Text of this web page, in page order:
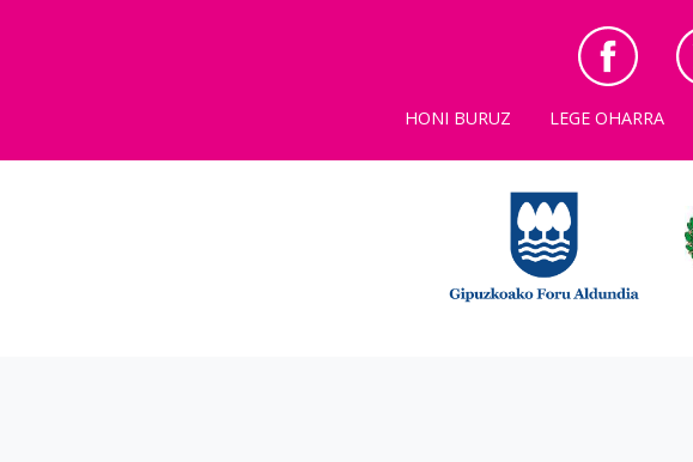
HONI BURUZ LEGE OHARRA